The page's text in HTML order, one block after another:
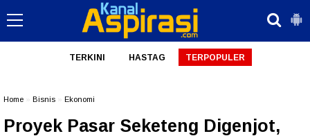
TERKINI HASTAG TERPOPULER
Home Bisnis Ekonomi
Proyek Pasar Seketeng Digenjot,